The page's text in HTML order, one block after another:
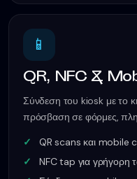
📱
QR, NFC &
Σύνδεση του kiosk με το
πρόσβαση σε φόρμες,
QR scans και mobile
NFC tap για γρήγορη